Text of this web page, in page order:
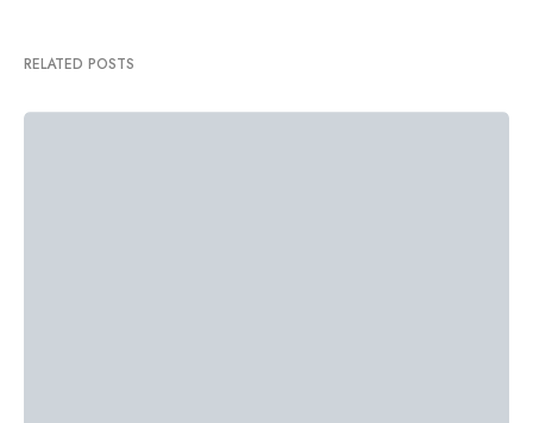
RELATED POSTS